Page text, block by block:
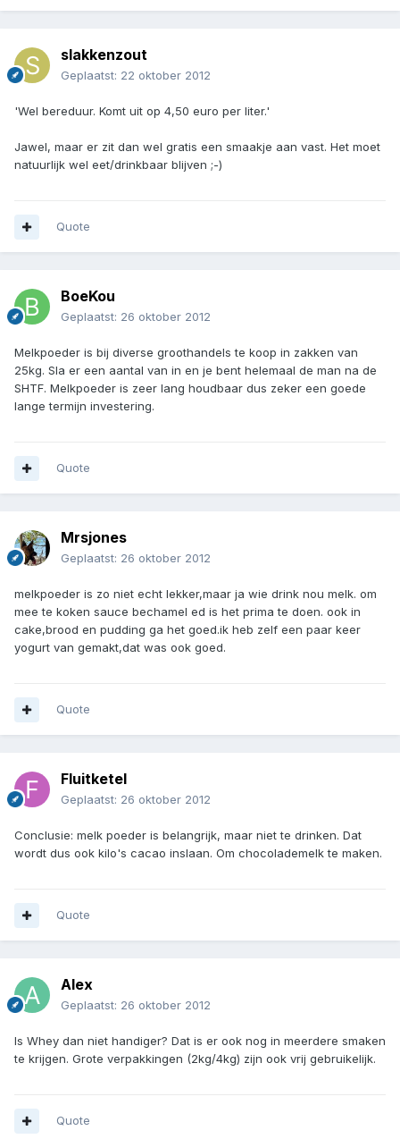
slakkenzout
Geplaatst: 22 oktober 2012
'Wel bereduur. Komt uit op 4,50 euro per liter.'
Jawel, maar er zit dan wel gratis een smaakje aan vast. Het moet
natuurlijk wel eet/drinkbaar blijven ;-)
Quote
BoeKou
Geplaatst: 26 oktober 2012
Melkpoeder is bij diverse groothandels te koop in zakken van
25kg. Sla er een aantal van in en je bent helemaal de man na de
SHTF. Melkpoeder is zeer lang houdbaar dus zeker een goede
lange termijn investering.
Quote
Mrsjones
Geplaatst: 26 oktober 2012
melkpoeder is zo niet echt lekker,maar ja wie drink nou melk. om
mee te koken sauce bechamel ed is het prima te doen. ook in
cake,brood en pudding ga het goed.ik heb zelf een paar keer
yogurt van gemakt,dat was ook goed.
Quote
Fluitketel
Geplaatst: 26 oktober 2012
Conclusie: melk poeder is belangrijk, maar niet te drinken. Dat
wordt dus ook kilo's cacao inslaan. Om chocolademelk te maken.
Quote
Alex
Geplaatst: 26 oktober 2012
Is Whey dan niet handiger? Dat is er ook nog in meerdere smaken
te krijgen. Grote verpakkingen (2kg/4kg) zijn ook vrij gebruikelijk.
Quote